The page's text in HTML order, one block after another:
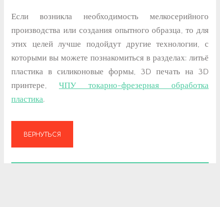
Если возникла необходимость мелкосерийного
производства или создания опытного образца, то для
этих целей лучше подойдут другие технологии, с
которыми вы можете познакомиться в разделах: литьё
пластика в силиконовые формы, 3D печать на 3D
принтере, ЧПУ токарно-фрезерная обработка
пластика.
ВЕРНУТЬСЯ